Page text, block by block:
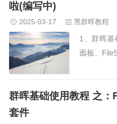
务器搭建
啦(编写中)
2025-03-17 黑群晖教程
1、群晖基
面板、
群晖基础使用教程 之
套件